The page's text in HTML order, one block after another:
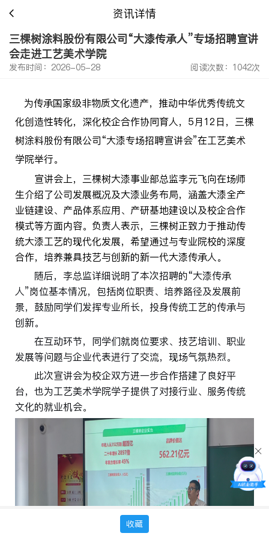
资讯详情
三棵树涂料股份有限公司“大漆传承人”专场招聘宣讲
会走进工艺美术学院
发布时间：2026-05-28 阅读次数：1042次
为传承国家级非物质文化遗产，推动中华优秀传统文
化创造性转化，深化校企合作协同育人， 5月 12 日 ，三棵
树涂料股份有限公司“大漆专场招聘宣讲会”在工艺美术
学院举行。
宣讲会上，三棵树大漆事业部总监李元飞向在场师
生介绍了公司发展概况及大漆业务布局，涵盖大漆全产
业链建设、产品体系应用、产研基地建设以及校企合作
模式等方面内容。负责人表示，三棵树正致力于推动传
统大漆工艺的现代化发展，希望通过与专业院校的深度
合作，培养兼具技艺与创新的新一代大漆传承人。
随后， 李总监详细说明了本次招聘的“大漆传承
人”岗位基本情况，包括岗位职责、培养路径及发展前
景，鼓励同学们发挥专业所长，投身传统工艺的传承与
创新。
在互动环节，同学们就岗位要求、技艺培训、职业
发展等问题与企业代表进行了交流，现场气氛热烈。
此次宣讲会为校企双方进一步合作搭建了良好平
台，也为工艺美术学院学子提供了对接行业、服务传统
文化的就业机会。
收藏